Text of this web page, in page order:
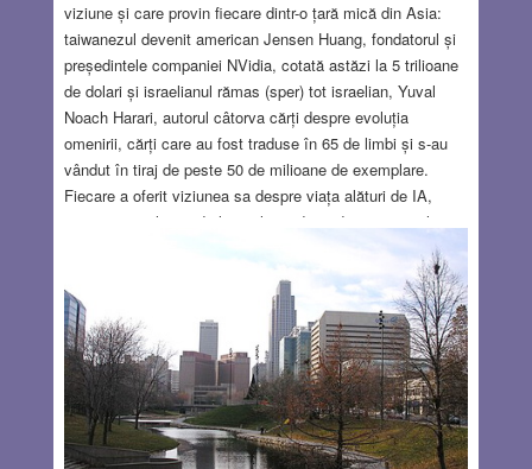
viziune și care provin fiecare dintr-o țară mică din Asia:
taiwanezul devenit american Jensen Huang, fondatorul și
președintele companiei NVidia, cotată astăzi la 5 trilioane
de dolari și israelianul rămas (sper) tot israelian, Yuval
Noach Harari, autorul câtorva cărți despre evoluția
omenirii, cărți care au fost traduse în 65 de limbi și s-au
vândut în tiraj de peste 50 de milioane de exemplare.
Fiecare a oferit viziunea sa despre viața alături de IA,
viziuni care pleacă de la aceleași date, dar trag concluzii
oarecum contradictorii. În vreme ce Huang vede IA ca pe
o unealtă digitală, Harari o vede altfel. Un cuțit este o
unealtă, spune el. Un cuțit poate fi folosit pentru a tăia
pâine sau pentru a ucide un om – dar asta nu e decizia
cuțitului. Cuțitul nu ia decizii. Spre deosebire de cuțit, IA
poate lua decizii. IA nu este o unealtă pasivă, precum
cuțitul, ci un agent autonom care poate lua hotărâri în locul
nostru.
Read more…